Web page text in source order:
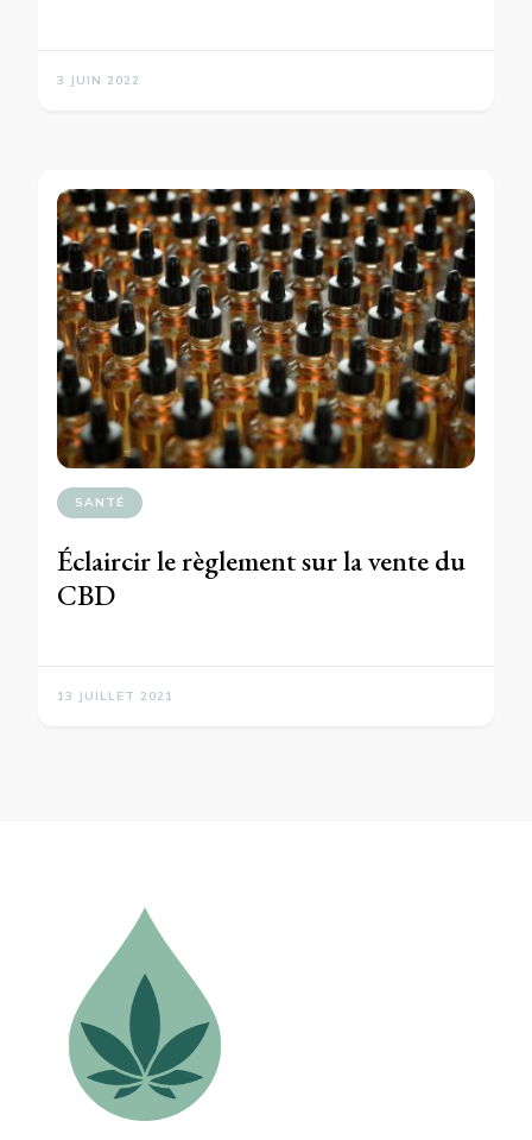
3 JUIN 2022
SANTÉ
Éclaircir le règlement sur la vente du
CBD
13 JUILLET 2021